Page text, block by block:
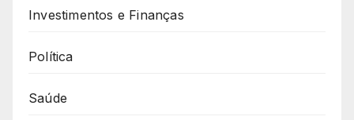
Investimentos e Finanças
Política
Saúde